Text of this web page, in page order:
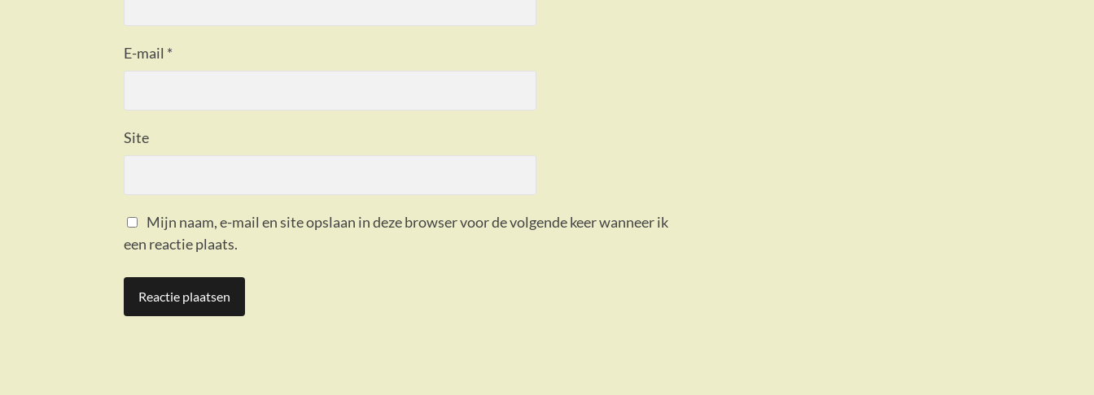
E-mail *
Site
Mijn naam, e-mail en site opslaan in deze browser voor de volgende keer wanneer ik
een reactie plaats.